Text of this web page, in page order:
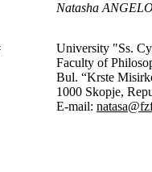
Natasha
University "Ss.
Faculty of
Bul. “Krste
1000 Skopje,
E-mail: